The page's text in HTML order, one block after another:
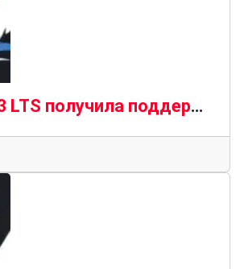
MariaDB 12.3 LTS получила поддержку до июня 2029 года